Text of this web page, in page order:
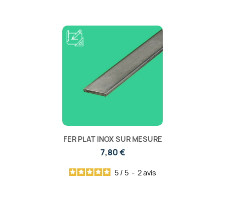
FER PLAT INOX SUR MESURE
7,80 €
5 / 5 - 2avis